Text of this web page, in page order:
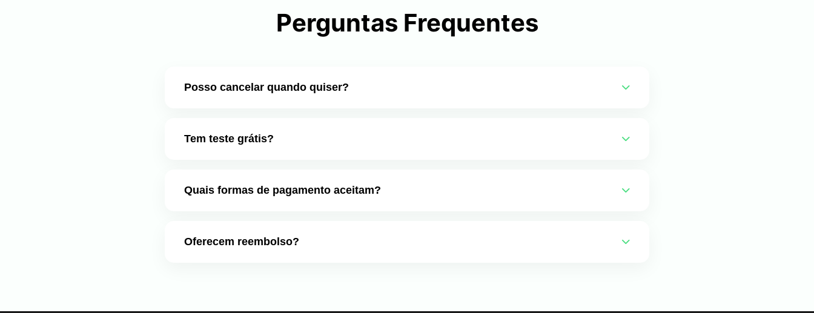
Perguntas Frequentes
Posso cancelar quando quiser?
cancelamento.
Tem teste grátis?
Quais formas de pagamento aceitam?
Oferecem reembolso?